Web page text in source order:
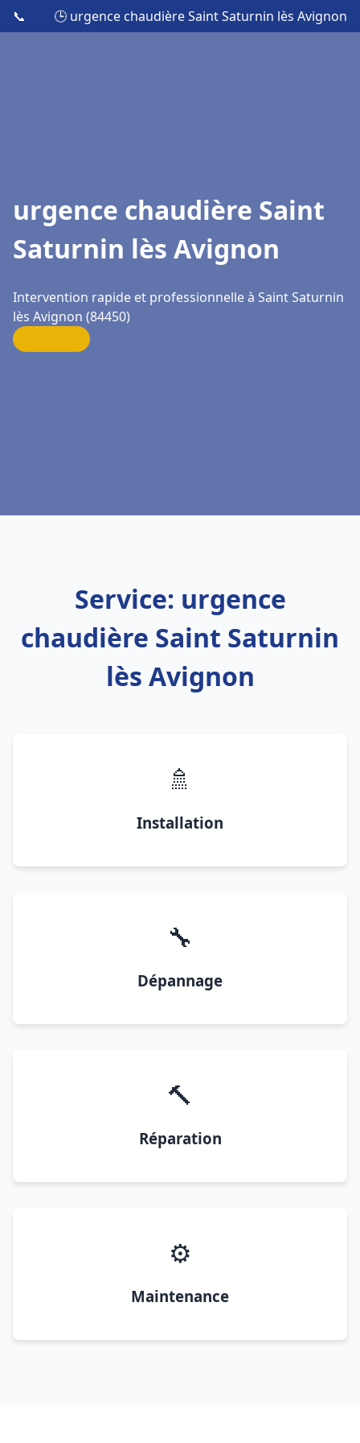
📞 🕒 urgence chaudière Saint Saturnin lès Avignon
urgence chaudière Saint
Saturnin lès Avignon
Intervention rapide et professionnelle à Saint Saturnin
lès Avignon (84450)
Service: urgence
chaudière Saint Saturnin
lès Avignon
🚿
Installation
🔧
Dépannage
🔨
Réparation
⚙️
Maintenance